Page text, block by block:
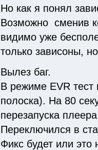
Но как я понял
Возможно сменив
видимо уже
только зависоны,
Вылез баг.
В режиме EVR
полоска). На 80
перезапуска
Переключился в
Фикс будет или